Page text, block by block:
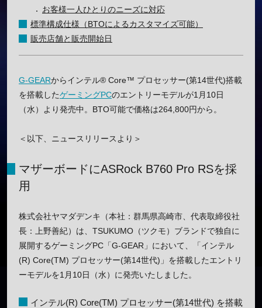
お客様一人ひとりのニーズに対応
標準構成仕様（BTOによるカスタマイズ可能）
販売店舗と販売開始日
G-GEARからインテル® Core™ プロセッサー(第14世代)搭載
を搭載したゲーミングPCのエントリーモデルが1月10日
（水）より発売中。BTO可能で価格は264,800円から。
＜以下、ニュースリリースより＞
マザーボードにASRock B760 Pro RSを採
用
株式会社ヤマダデンキ（本社：群馬県高崎市、代表取締役社
長：上野善紀）は、TSUKUMO（ツクモ）ブランドで独自に
展開するゲーミングPC「G-GEAR」において、「インテル
(R) Core(TM) プロセッサー(第14世代)」を搭載したエントリ
ーモデルを1月10日（水）に発売いたしました。
インテル(R) Core(TM) プロセッサー(第14世代) を搭載